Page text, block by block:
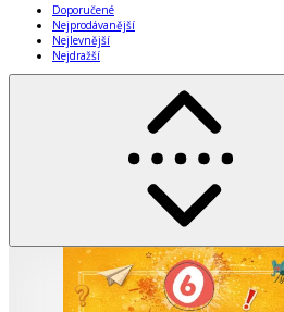
Doporučené
Nejprodávanější
Nejlevnější
Nejdražší